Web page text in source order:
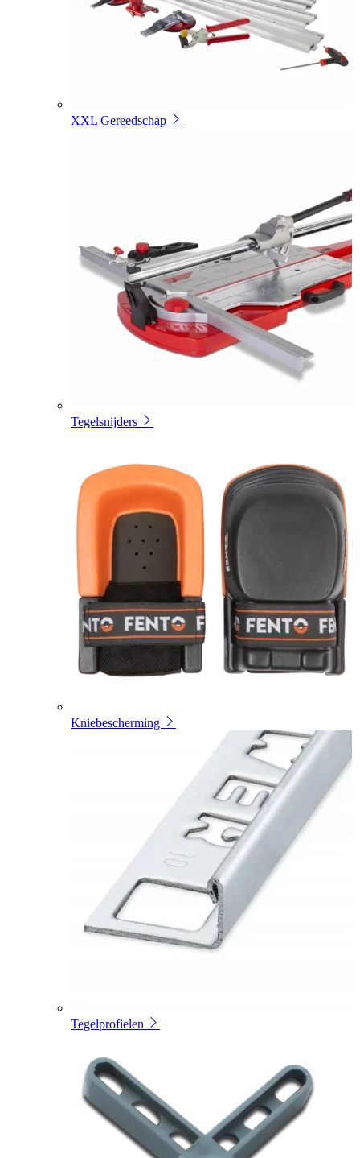
XXL Gereedschap
Tegelsnijders
Kniebescherming
Tegelprofielen